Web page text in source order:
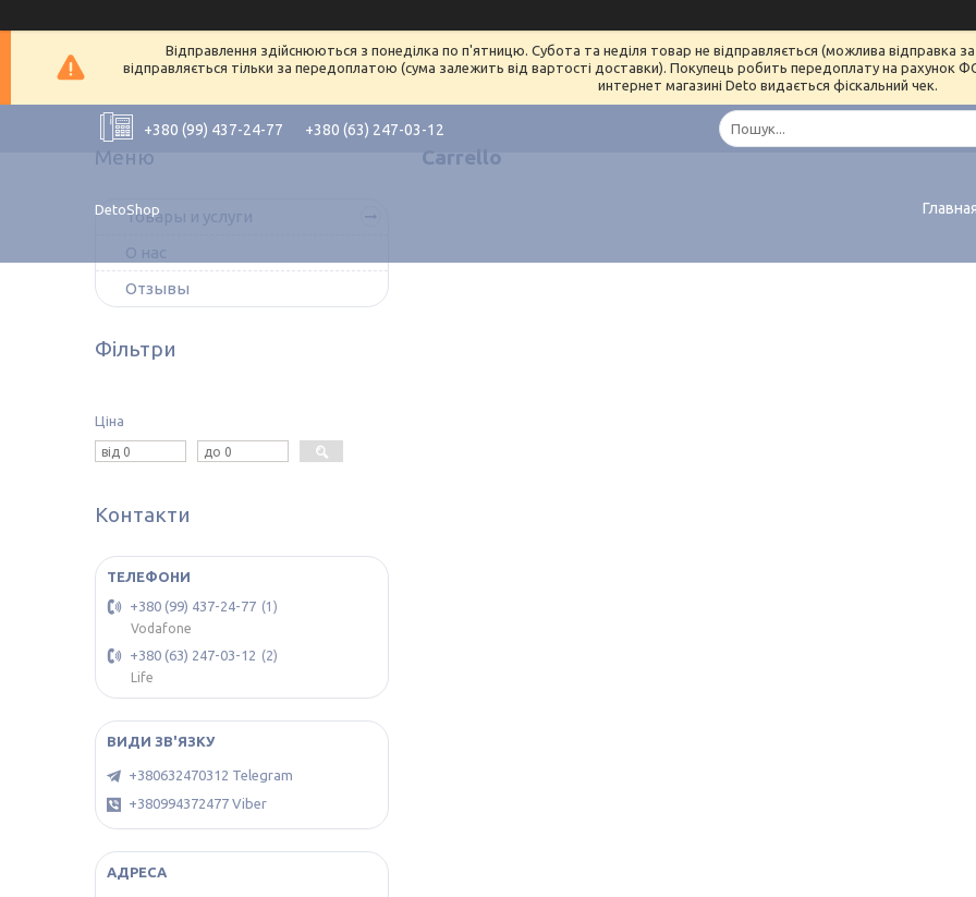
Відправлення здійснюються з понеділка по п'ятницю. Субота та неділя товар не відправляється (можлива відправка
відправляється тільки за передоплатою (сума залежить від вартості доставки). Покупець робить передоплату на рахунок
интернет магазині Deto видається фіскальний чек.
+380 (99) 437-24-77 +380 (63) 247-03-12
DetoShop
Carrello
Товары и услуги
О нас
Отзывы
Фільтри
Ціна
Контакти
+380 (99) 437-24-77
1
Vodafone
+380 (63) 247-03-12
2
Life
+380632470312 Telegram
+380994372477 Viber